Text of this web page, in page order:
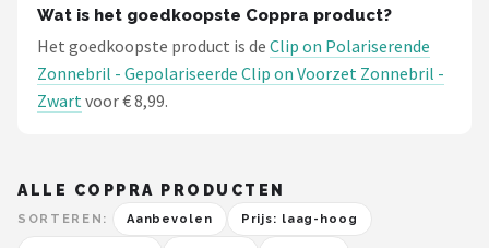
Wat is het goedkoopste Coppra product?
Het goedkoopste product is de Clip on Polariserende
Zonnebril - Gepolariseerde Clip on Voorzet Zonnebril -
Zwartvoor € 8,99.
ALLE COPPRA PRODUCTEN
SORTEREN: Aanbevolen Prijs: laag-hoog